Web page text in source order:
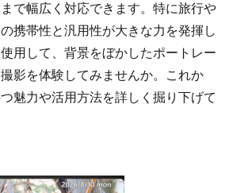
で幅広く対応できます。特に旅行や
携帯性と汎用性が大きな力を発揮し
用して、背景をぼかしたポートレー
影を体験してみませんか。これか
魅力や活用方法を詳しく掘り下げて